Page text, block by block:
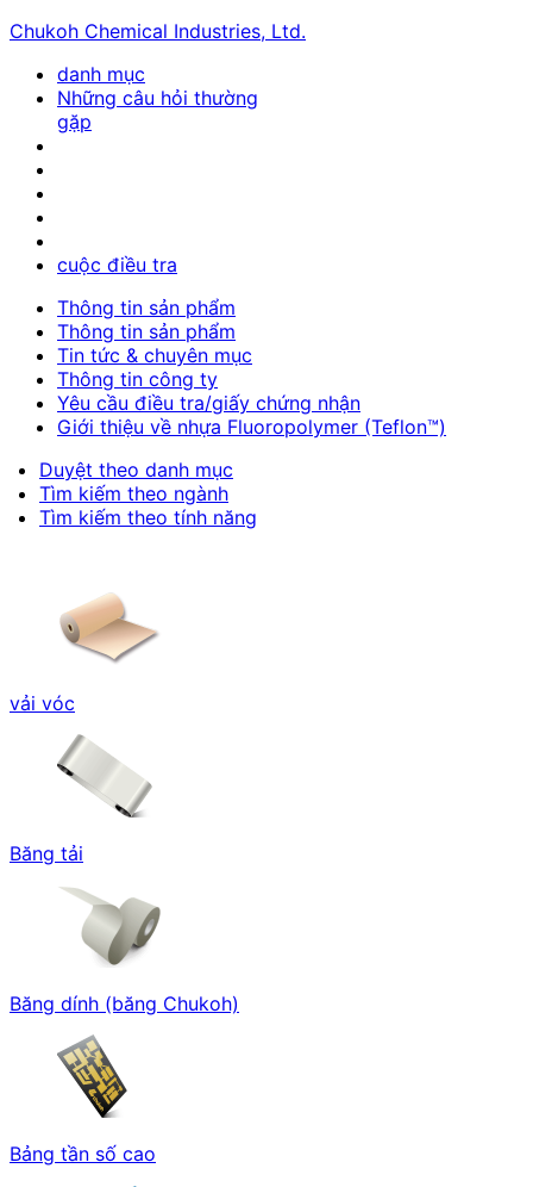
Chukoh Chemical Industries, Ltd.
danh mục
Những câu hỏi thường
gặp
cuộc điều tra
Thông tin sản phẩm
Thông tin sản phẩm
Tin tức & chuyên mục
Thông tin công ty
Yêu cầu điều tra/giấy chứng nhận
Giới thiệu về nhựa Fluoropolymer (Teflon™)
Duyệt theo danh mục
Tìm kiếm theo ngành
Tìm kiếm theo tính năng
vải vóc
Băng tải
Băng dính (băng Chukoh)
Bảng tần số cao